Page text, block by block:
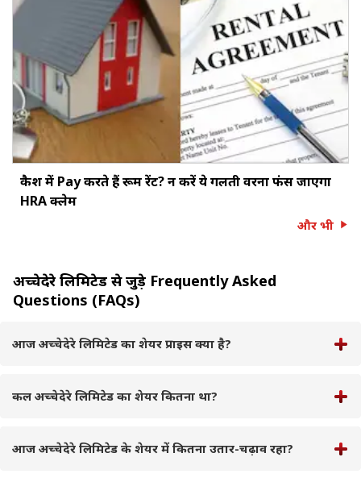
कैश में Pay करते हैं रूम रेंट? न करें ये गलती वरना फंस जाएगा
HRA क्लेम
और भी
अच्चेदेरे लिमिटेड से जुड़े Frequently Asked
Questions (FAQs)
आज अच्चेदेरे लिमिटेड का शेयर प्राइस क्या है?
कल अच्चेदेरे लिमिटेड का शेयर कितना था?
आज अच्चेदेरे लिमिटेड के शेयर में कितना उतार-चढ़ाव रहा?